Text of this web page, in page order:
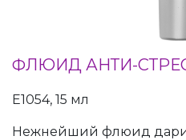
ФЛЮИД АНТИ-
E1054, 15 мл
Нежнейший флюид